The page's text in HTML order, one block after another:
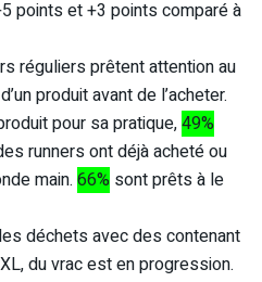
points et +3 points comparé à
réguliers prêtent attention au
produit avant de l’acheter.
pour sa pratique,49%
runners ont déjà acheté ou
main. 66% sont prêts à le
déchets avec des contenant
du vrac est en progression.